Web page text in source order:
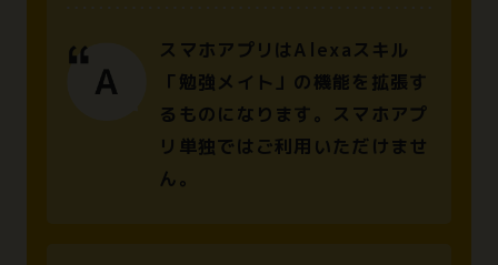
スマホアプリはAlexaスキル
「勉強メイト」の機能を拡張す
るものになります。スマホアプ
リ単独ではご利用いただけませ
ん。